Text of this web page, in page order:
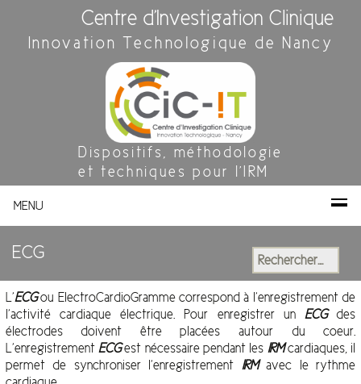
Centre d'Investigation Clinique
Innovation Technologique de Nancy
Dispositifs, méthodologie
et techniques pour l'IRM
MENU
ECG Rechercher :
L’ECGou ElectroCardioGramme correspond à l’enregistrement de
l’activité cardiaque électrique. Pour enregistrer un ECGdes
électrodes doivent être placées autour du coeur.
L’enregistrement ECGest nécessaire pendant les IRMcardiaques, il
permet de synchroniser l’enregistrement IRMavec le rythme